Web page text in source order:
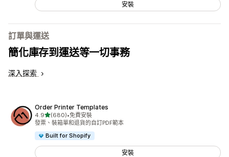
安裝
訂單與運送
簡化庫存到運送等一切事務
深入探索
Order Printer Templates
4.9滿分 5 顆星
(680)
共有 680 則評價
•免費安裝
發票、裝箱單和退貨的自訂PDF範本
Built for Shopify
安裝